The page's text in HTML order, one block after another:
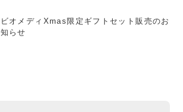
ビオメディXmas限定ギフトセット販売のお
知らせ